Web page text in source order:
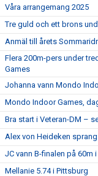
Våra arrangemang 2025
Tre guld och ett brons
Anmäl till årets
Flera 200m-pers under
Games
Johanna vann Mondo
Mondo Indoor Games,
Bra start i Veteran-DM –
Alex von Heideken
JC vann B-finalen på 60m
Mellanie 5.74 i Pittsburg